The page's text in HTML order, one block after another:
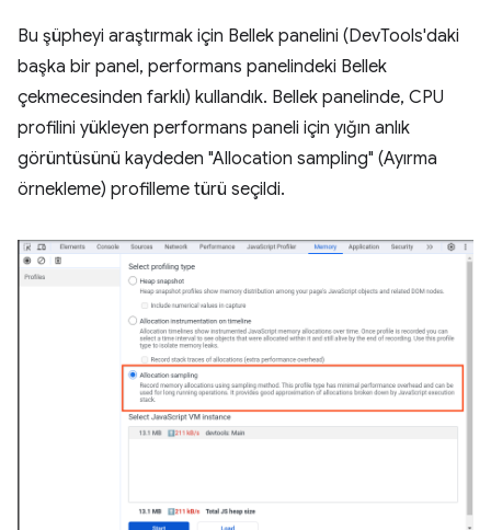
Bu şüpheyi araştırmak için Bellek panelini (DevTools'daki
başka bir panel, performans panelindeki Bellek
çekmecesinden farklı) kullandık. Bellek panelinde, CPU
profilini yükleyen performans paneli için yığın anlık
görüntüsünü kaydeden "Allocation sampling" (Ayırma
örnekleme) profilleme türü seçildi.